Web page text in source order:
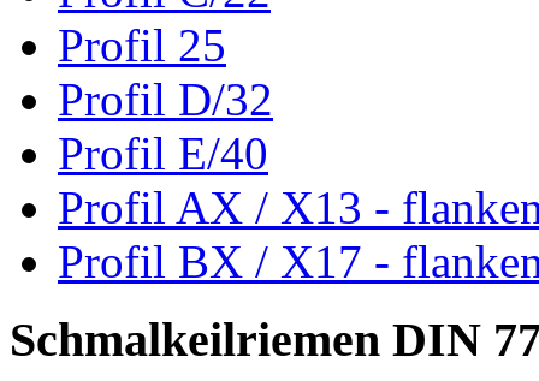
Profil 25
Profil D/32
Profil E/40
Profil AX / X13 -
Profil BX / X17 -
Schmalkeilriemen DIN